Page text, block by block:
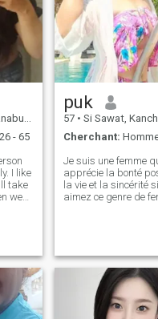
- 65
I like
take
we
puk
57 • Si Sawat, Kanchanaburi,
Cherchant:
Je suis une femme
apprécie la bonté
la vie et la sincérité
aimez ce genre de
en direct à
Thaïlande